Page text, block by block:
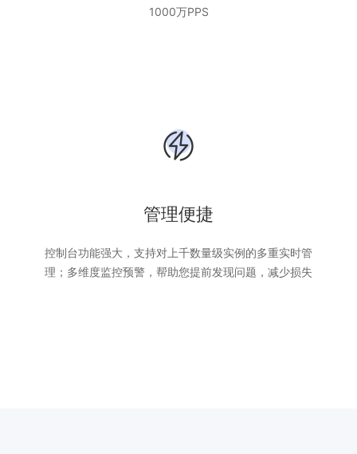
1000万PPS
管理便捷
控制台功能强大，支持对上千数量级实例的多重实时管
理；多维度监控预警，帮助您提前发现问题，减少损失